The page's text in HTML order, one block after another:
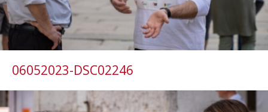
06052023-DSC02246